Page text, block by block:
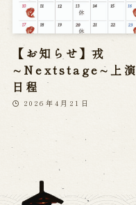
【お知らせ】戎
∼Nextstage∼上演
日程
2026年4月21日